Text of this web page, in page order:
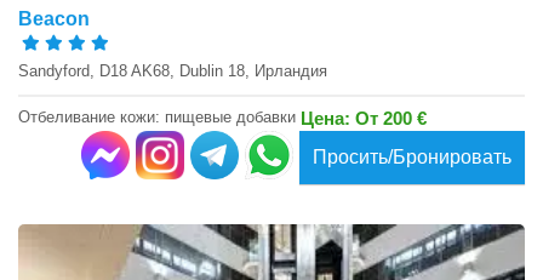
Beacon
Sandyford, D18 AK68, Dublin 18, Ирландия
Отбеливание кожи: пищевые добавки Цена: От 200 €
Просить/Бронировать